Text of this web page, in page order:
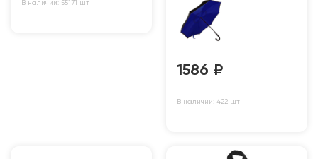
В наличии: 55171 шт
1586 ₽
В наличии: 422 шт